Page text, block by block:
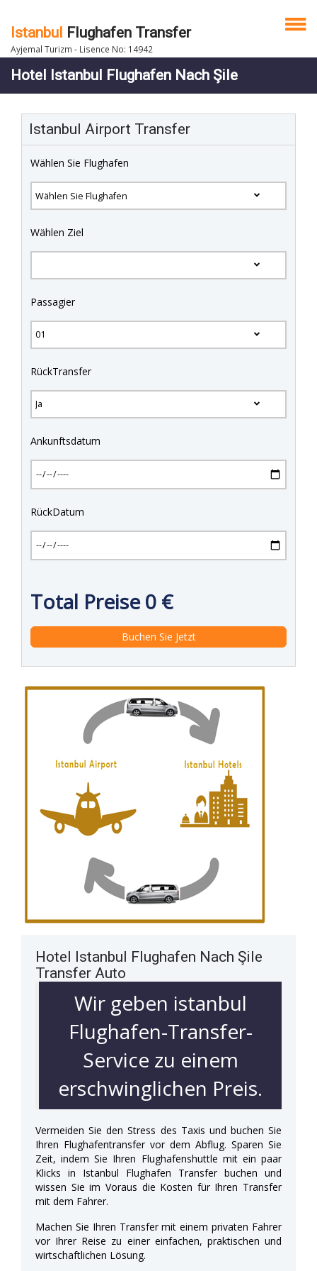
Istanbul Flughafen Transfer
Ayjemal Turizm - Lisence No: 14942
Hotel Istanbul Flughafen Nach Şile
Istanbul Airport Transfer
Wählen Sie Flughafen
Wählen Ziel
Passagier
RückTransfer
Ankunftsdatum
RückDatum
Total Preise0 €
Hotel Istanbul Flughafen Nach Şile
Transfer Auto
Wir geben istanbul
Flughafen-Transfer-
Service zu einem
erschwinglichen Preis.
Vermeiden Sie den Stress des Taxis und buchen Sie
Ihren Flughafentransfer vor dem Abflug. Sparen Sie
Zeit, indem Sie Ihren Flughafenshuttle mit ein paar
Klicks in Istanbul Flughafen Transfer buchen und
wissen Sie im Voraus die Kosten für Ihren Transfer
mit dem Fahrer.
Machen Sie Ihren Transfer mit einem privaten Fahrer
vor Ihrer Reise zu einer einfachen, praktischen und
wirtschaftlichen Lösung.